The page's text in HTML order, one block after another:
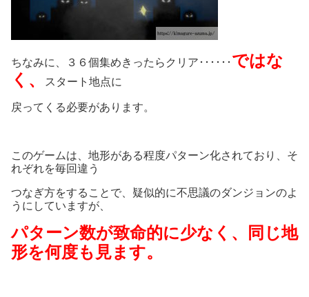
ちなみに、３６個集めきったらクリア･･････ ではな
く、
スタート地点に
戻ってくる必要があります。
このゲームは、地形がある程度パターン化されており、そ
れぞれを毎回違う
つなぎ方をすることで、疑似的に不思議のダンジョンのよ
うにしていますが、
パターン数が致命的に少なく、同じ地
形を何度も見ます。